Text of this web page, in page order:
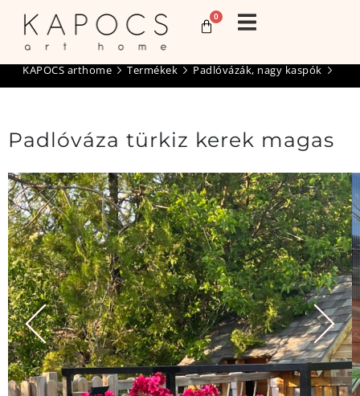
0
KAPOCS arthome Termékek Padlóvázák, nagy kaspók
Padlóváza türkiz kerek magas